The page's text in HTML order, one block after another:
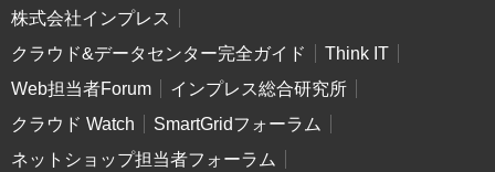
株式会社インプレス
クラウド&データセンター完全ガイド
Think IT
Web担当者Forum
インプレス総合研究所
クラウド Watch
SmartGridフォーラム
ネットショップ担当者フォーラム